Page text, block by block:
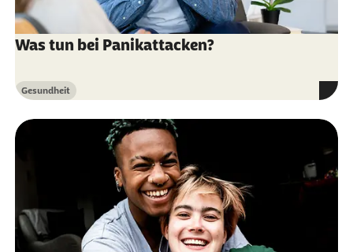
Was tun bei Panikattacken?
Kategorie
Gesundheit